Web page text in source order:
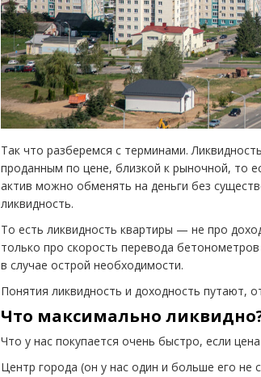
Так что разберемся с терминами.
проданным по цене, близкой к рыночной, то
актив можно обменять на деньги без
ликвидность.
То есть ликвидность квартиры — не про
только про скорость перевода
в случае острой необходимости.
Понятия ликвидность и доходность путают,
Что максимально
Что у нас покупается очень быстро, если
Центр города (он у нас один и больше его не